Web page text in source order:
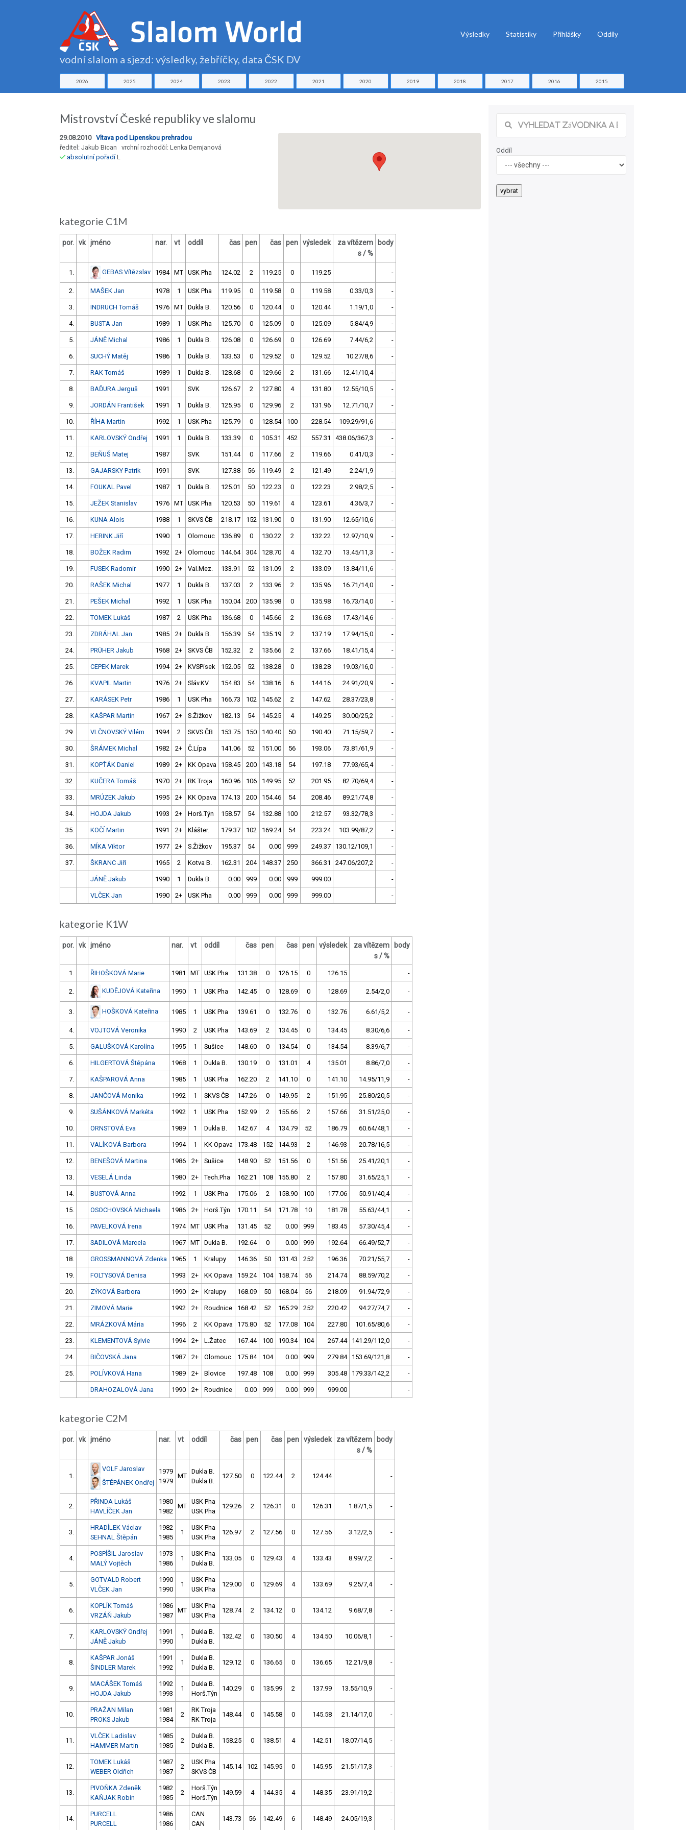
vodní slalom a sjezd: výsledky, žebříčky, data ČSK DV
Výsledky Statistiky Přihlášky Oddíly
2026 2025 2024 2023 2022 2021 2020 2019 2018 2017 2016 2015
Mistrovství České republiky ve slalomu
29.08.2010 Vltava pod Lipenskou prehradou
ředitel: Jakub Bican vrchní rozhodčí: Lenka Demjanová
absolutní pořadíL
kategorie C1M
por. vk jméno nar. vt oddíl čas pen čas pen výsledek
za vítězem
s / %
body
1. GEBAS Vítězslav 1984 MT USK Pha 124.02 2 119.25 0 119.25 -
2. MAŠEK Jan 1978 1 USK Pha 119.95 0 119.58 0 119.58 0.33/0,3 -
3. INDRUCH Tomáš 1976 MT Dukla B. 120.56 0 120.44 0 120.44 1.19/1,0 -
4. BUSTA Jan 1989 1 USK Pha 125.70 0 125.09 0 125.09 5.84/4,9 -
5. JÁNĚ Michal 1986 1 Dukla B. 126.08 0 126.69 0 126.69 7.44/6,2 -
6. SUCHÝ Matěj 1986 1 Dukla B. 133.53 0 129.52 0 129.52 10.27/8,6 -
7. RAK Tomáš 1989 1 Dukla B. 128.68 0 129.66 2 131.66 12.41/10,4 -
8. BAĎURA Jerguš 1991 SVK 126.67 2 127.80 4 131.80 12.55/10,5 -
9. JORDÁN František 1991 1 Dukla B. 125.95 0 129.96 2 131.96 12.71/10,7 -
10. ŘÍHA Martin 1992 1 USK Pha 125.79 0 128.54 100 228.54 109.29/91,6 -
11. KARLOVSKÝ Ondřej 1991 1 Dukla B. 133.39 0 105.31 452 557.31 438.06/367,3 -
12. BEŇUŠ Matej 1987 SVK 151.44 0 117.66 2 119.66 0.41/0,3 -
13. GAJARSKY Patrik 1991 SVK 127.38 56 119.49 2 121.49 2.24/1,9 -
14. FOUKAL Pavel 1987 1 Dukla B. 125.01 50 122.23 0 122.23 2.98/2,5 -
15. JEŽEK Stanislav 1976 MT USK Pha 120.53 50 119.61 4 123.61 4.36/3,7 -
16. KUNA Alois 1988 1 SKVS ČB 218.17 152 131.90 0 131.90 12.65/10,6 -
17. HERINK Jiří 1990 1 Olomouc 136.89 0 130.22 2 132.22 12.97/10,9 -
18. BOŽEK Radim 1992 2+ Olomouc 144.64 304 128.70 4 132.70 13.45/11,3 -
19. FUSEK Radomir 1990 2+ Val.Mez. 133.91 52 131.09 2 133.09 13.84/11,6 -
20. RAŠEK Michal 1977 1 Dukla B. 137.03 2 133.96 2 135.96 16.71/14,0 -
21. PEŠEK Michal 1992 1 USK Pha 150.04 200 135.98 0 135.98 16.73/14,0 -
22. TOMEK Lukáš 1987 2 USK Pha 136.68 0 145.66 2 136.68 17.43/14,6 -
23. ZDRÁHAL Jan 1985 2+ Dukla B. 156.39 54 135.19 2 137.19 17.94/15,0 -
24. PRÜHER Jakub 1968 2+ SKVS ČB 152.32 2 135.66 2 137.66 18.41/15,4 -
25. CEPEK Marek 1994 2+ KVSPísek 152.05 52 138.28 0 138.28 19.03/16,0 -
26. KVAPIL Martin 1976 2+ Sláv.KV 154.83 54 138.16 6 144.16 24.91/20,9 -
27. KARÁSEK Petr 1986 1 USK Pha 166.73 102 145.62 2 147.62 28.37/23,8 -
28. KAŠPAR Martin 1967 2+ S.Žižkov 182.13 54 145.25 4 149.25 30.00/25,2 -
29. VLČNOVSKÝ Vilém 1994 2 SKVS ČB 153.75 150 140.40 50 190.40 71.15/59,7 -
30. ŠRÁMEK Michal 1982 2+ Č.Lípa 141.06 52 151.00 56 193.06 73.81/61,9 -
31. KOPŤÁK Daniel 1989 2+ KK Opava 158.45 200 143.18 54 197.18 77.93/65,4 -
32. KUČERA Tomáš 1970 2+ RK Troja 160.96 106 149.95 52 201.95 82.70/69,4 -
33. MRÚZEK Jakub 1995 2+ KK Opava 174.13 200 154.46 54 208.46 89.21/74,8 -
34. HOJDA Jakub 1993 2+ Horš.Týn 158.57 54 132.88 100 212.57 93.32/78,3 -
35. KOČÍ Martin 1991 2+ Klášter. 179.37 102 169.24 54 223.24 103.99/87,2 -
36. MÍKA Viktor 1977 2+ S.Žižkov 195.37 54 0.00 999 249.37 130.12/109,1 -
37. ŠKRANC Jiří 1965 2 Kotva B. 162.31 204 148.37 250 366.31 247.06/207,2 -
JÁNĚ Jakub 1990 1 Dukla B. 0.00 999 0.00 999 999.00 -
VLČEK Jan 1990 2+ USK Pha 0.00 999 0.00 999 999.00 -
kategorie K1W
por. vk jméno nar. vt oddíl čas pen čas pen výsledek
za vítězem
s / %
body
1. ŘIHOŠKOVÁ Marie 1981 MT USK Pha 131.38 0 126.15 0 126.15 -
2. KUDĚJOVÁ Kateřina 1990 1 USK Pha 142.45 0 128.69 0 128.69 2.54/2,0 -
3. HOŠKOVÁ Kateřina 1985 1 USK Pha 139.61 0 132.76 0 132.76 6.61/5,2 -
4. VOJTOVÁ Veronika 1990 2 USK Pha 143.69 2 134.45 0 134.45 8.30/6,6 -
5. GALUŠKOVÁ Karolína 1995 1 Sušice 148.60 0 134.54 0 134.54 8.39/6,7 -
6. HILGERTOVÁ Štěpána 1968 1 Dukla B. 130.19 0 131.01 4 135.01 8.86/7,0 -
7. KAŠPAROVÁ Anna 1985 1 USK Pha 162.20 2 141.10 0 141.10 14.95/11,9 -
8. JANČOVÁ Monika 1992 1 SKVS ČB 147.26 0 149.95 2 151.95 25.80/20,5 -
9. SUŠÁNKOVÁ Markéta 1992 1 USK Pha 152.99 2 155.66 2 157.66 31.51/25,0 -
10. ORNSTOVÁ Eva 1989 1 Dukla B. 142.67 4 134.79 52 186.79 60.64/48,1 -
11. VALÍKOVÁ Barbora 1994 1 KK Opava 173.48 152 144.93 2 146.93 20.78/16,5 -
12. BENEŠOVÁ Martina 1986 2+ Sušice 148.90 52 151.56 0 151.56 25.41/20,1 -
13. VESELÁ Linda 1980 2+ Tech.Pha 162.21 108 155.80 2 157.80 31.65/25,1 -
14. BUSTOVÁ Anna 1992 1 USK Pha 175.06 2 158.90 100 177.06 50.91/40,4 -
15. OSOCHOVSKÁ Michaela 1986 2+ Horš.Týn 170.11 54 171.78 10 181.78 55.63/44,1 -
16. PAVELKOVÁ Irena 1974 MT USK Pha 131.45 52 0.00 999 183.45 57.30/45,4 -
17. SADILOVÁ Marcela 1967 MT Dukla B. 192.64 0 0.00 999 192.64 66.49/52,7 -
18. GROSSMANNOVÁ Zdenka 1965 1 Kralupy 146.36 50 131.43 252 196.36 70.21/55,7 -
19. FOLTYSOVÁ Denisa 1993 2+ KK Opava 159.24 104 158.74 56 214.74 88.59/70,2 -
20. ZÝKOVÁ Barbora 1990 2+ Kralupy 168.09 50 168.04 56 218.09 91.94/72,9 -
21. ZIMOVÁ Marie 1992 2+ Roudnice 168.42 52 165.29 252 220.42 94.27/74,7 -
22. MRÁZKOVÁ Mária 1996 2 KK Opava 175.80 52 177.08 104 227.80 101.65/80,6 -
23. KLEMENTOVÁ Sylvie 1994 2+ L.Žatec 167.44 100 190.34 104 267.44 141.29/112,0 -
24. BIČOVSKÁ Jana 1987 2+ Olomouc 175.84 104 0.00 999 279.84 153.69/121,8 -
25. POLÍVKOVÁ Hana 1989 2+ Blovice 197.48 108 0.00 999 305.48 179.33/142,2 -
DRAHOZALOVÁ Jana 1990 2+ Roudnice 0.00 999 0.00 999 999.00 -
kategorie C2M
por. vk jméno nar. vt oddíl čas pen čas pen výsledek
za vítězem
s / %
body
1.
VOLF Jaroslav
ŠTĚPÁNEK Ondřej
1979
1979
MT
Dukla B.
Dukla B.
127.50 0 122.44 2 124.44 -
2.
PŘINDA Lukáš
HAVLÍČEK Jan
1980
1982
MT
USK Pha
USK Pha
129.26 2 126.31 0 126.31 1.87/1,5 -
3.
HRADÍLEK Václav
SEHNAL Štěpán
1982
1985
1
USK Pha
USK Pha
126.97 2 127.56 0 127.56 3.12/2,5 -
4.
POSPÍŠIL Jaroslav
MALÝ Vojtěch
1973
1986
1
USK Pha
Dukla B.
133.05 0 129.43 4 133.43 8.99/7,2 -
5.
GOTVALD Robert
VLČEK Jan
1990
1990
1
USK Pha
USK Pha
129.00 0 129.69 4 133.69 9.25/7,4 -
6.
KOPLÍK Tomáš
VRZÁŇ Jakub
1986
1987
MT
USK Pha
USK Pha
128.74 2 134.12 0 134.12 9.68/7,8 -
7.
KARLOVSKÝ Ondřej
JÁNĚ Jakub
1991
1990
1
Dukla B.
Dukla B.
132.42 0 130.50 4 134.50 10.06/8,1 -
8.
KAŠPAR Jonáš
ŠINDLER Marek
1991
1992
1
Dukla B.
Dukla B.
129.12 0 136.65 0 136.65 12.21/9,8 -
9.
MACÁŠEK Tomáš
HOJDA Jakub
1992
1993
1
Dukla B.
Horš.Týn
140.29 0 135.99 2 137.99 13.55/10,9 -
10.
PRAŽAN Milan
PROKS Jakub
1981
1984
2
RK Troja
RK Troja
148.44 0 145.58 0 145.58 21.14/17,0 -
11.
VLČEK Ladislav
HAMMER Martin
1985
1985
2
Dukla B.
Dukla B.
158.25 0 138.51 4 142.51 18.07/14,5 -
12.
TOMEK Lukáš
WEBER Oldřich
1987
1987
2
USK Pha
SKVS ČB
145.14 102 145.95 0 145.95 21.51/17,3 -
13.
PIVOŇKA Zdeněk
KAŇJAK Robin
1982
1985
2
Horš.Týn
Horš.Týn
149.59 4 144.35 4 148.35 23.91/19,2 -
14.
PURCELL
PURCELL
1986
1986
CAN
CAN
143.73 56 142.49 6 148.49 24.05/19,3 -
Oddíl